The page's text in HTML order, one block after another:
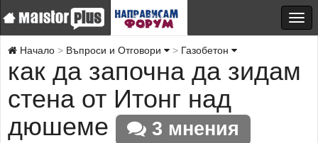
Начало Въпроси и Отговори Газобетон
как да започна да зидам
стена от Итонг над
дюшеме
3 мнения